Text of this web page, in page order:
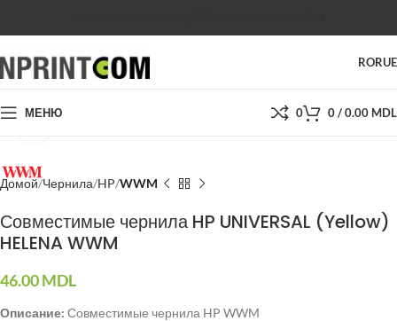
RORU
МЕНЮ 0 0/0.00 MDL
Домой Чернила HP WWM
Совместимые чернила HP UNIVERSAL (Yellow)
HELENA WWM
46.00MDL
Описание: Совместимые чернила HP WWM